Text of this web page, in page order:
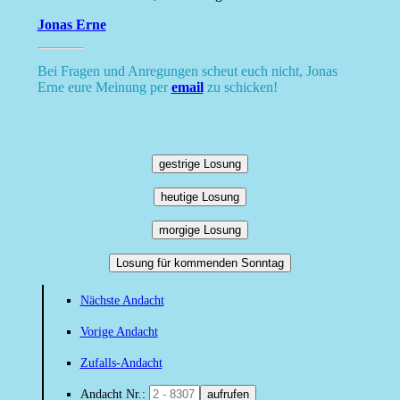
Jonas Erne
Bei Fragen und Anregungen scheut euch nicht, Jonas
Erne eure Meinung peremailzu schicken!
gestrige Losung
heutige Losung
morgige Losung
Losung für kommenden Sonntag
Nächste Andacht
Vorige Andacht
Zufalls-Andacht
Andacht Nr.: aufrufen